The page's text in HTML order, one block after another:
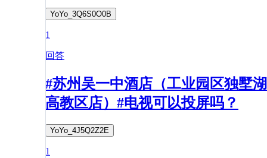
YoYo_3Q6S0O0B
1
回答
#苏州吴一中酒店（工业园区独墅湖
高教区店）#电视可以投屏吗？
YoYo_4J5Q2Z2E
1